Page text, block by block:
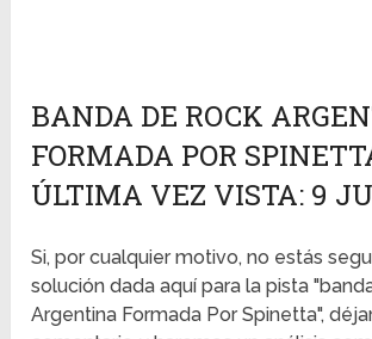
BANDA DE ROCK
FORMADA POR
ÚLTIMA VEZ VISTA: 9
Si, por cualquier motivo, no estás
solución dada aquí para la pista
Argentina Formada Por Spinetta",